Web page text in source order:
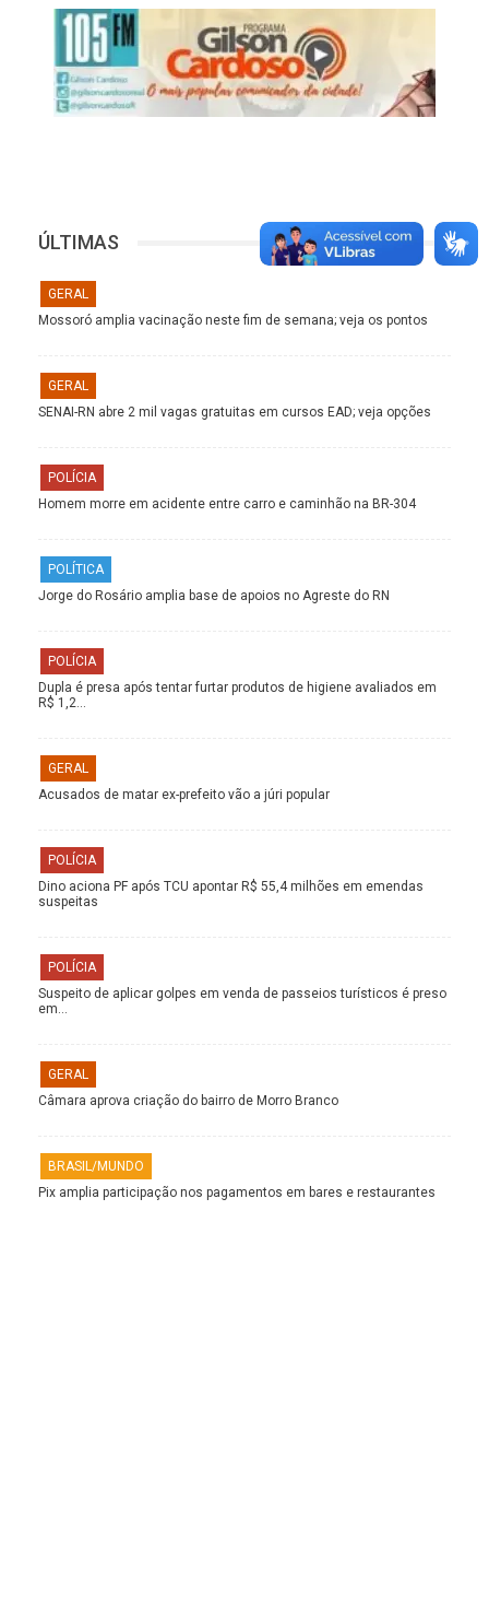
ÚLTIMAS
GERAL
Mossoró amplia vacinação neste fim de semana; veja os pontos
GERAL
SENAI-RN abre 2 mil vagas gratuitas em cursos EAD; veja opções
POLÍCIA
Homem morre em acidente entre carro e caminhão na BR-304
POLÍTICA
Jorge do Rosário amplia base de apoios no Agreste do RN
POLÍCIA
Dupla é presa após tentar furtar produtos de higiene avaliados em
R$ 1,2…
GERAL
Acusados de matar ex-prefeito vão a júri popular
POLÍCIA
Dino aciona PF após TCU apontar R$ 55,4 milhões em emendas
suspeitas
POLÍCIA
Suspeito de aplicar golpes em venda de passeios turísticos é preso
em…
GERAL
Câmara aprova criação do bairro de Morro Branco
BRASIL/MUNDO
Pix amplia participação nos pagamentos em bares e restaurantes